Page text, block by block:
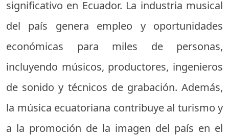
significativo en Ecuador. La industria musical
del país genera empleo y oportunidades
económicas para miles de personas,
incluyendo músicos, productores, ingenieros
de sonido y técnicos de grabación. Además,
la música ecuatoriana contribuye al turismo y
a la promoción de la imagen del país en el